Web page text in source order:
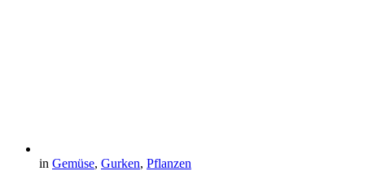
in Gemüse, Gurken, Pflanzen